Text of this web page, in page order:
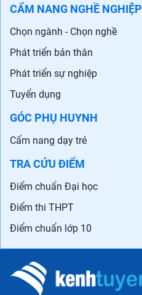
CẨM NANG NGHỀ NGHIỆP
Chọn ngành - Chọn nghề
Phát triển bản thân
Phát triển sự nghiệp
Tuyển dụng
GÓC PHỤ HUYNH
Cẩm nang dạy trẻ
TRA CỨU ĐIỂM
Điểm chuẩn Đại học
Điểm thi THPT
Điểm chuẩn lớp 10